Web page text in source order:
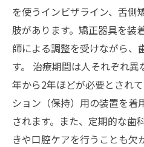
を使うインビザライン、舌側
肢があります。矯正器具を装
師による調整を受けながら、
す。 治療期間は人それぞれ
年から2年ほどが必要とされ
ション（保持）用の装置を着
されます。また、定期的な歯
きや口腔ケアを行うことも欠